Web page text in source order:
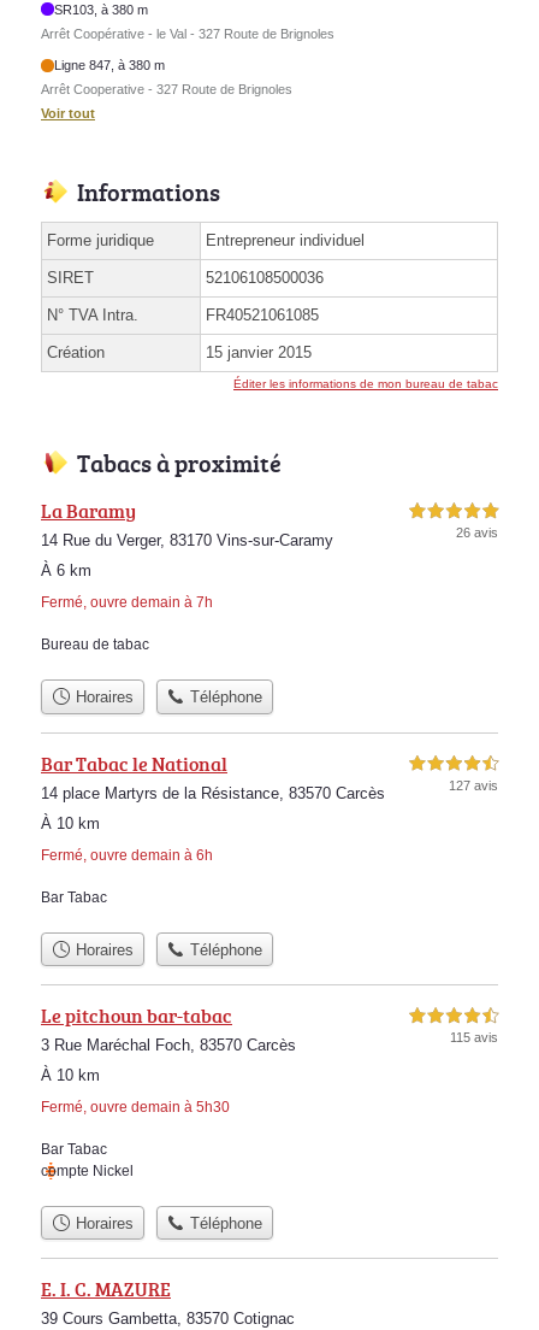
SR103, à 380 m
Arrêt Coopérative - le Val - 327 Route de Brignoles
Ligne 847, à 380 m
Arrêt Cooperative - 327 Route de Brignoles
Voir tout
Informations
Forme juridique Entrepreneur individuel
SIRET 52106108500036
N° TVA Intra. FR40521061085
Création 15 janvier 2015
Éditer les informations de mon bureau de tabac
Tabacs à proximité
La Baramy
14 Rue du Verger, 83170 Vins-sur-Caramy
À 6 km
Fermé, ouvre demain à 7h
5,0 étoiles sur 5
26 avis
Bureau de tabac
Horaires Téléphone
Bar Tabac le National
14 place Martyrs de la Résistance, 83570 Carcès
À 10 km
Fermé, ouvre demain à 6h
4,5 étoiles sur 5
127 avis
Bar Tabac
Horaires Téléphone
Le pitchoun bar-tabac
3 Rue Maréchal Foch, 83570 Carcès
À 10 km
Fermé, ouvre demain à 5h30
4,5 étoiles sur 5
115 avis
Bar Tabac
compte Nickel
Horaires Téléphone
E. I. C. MAZURE
39 Cours Gambetta, 83570 Cotignac